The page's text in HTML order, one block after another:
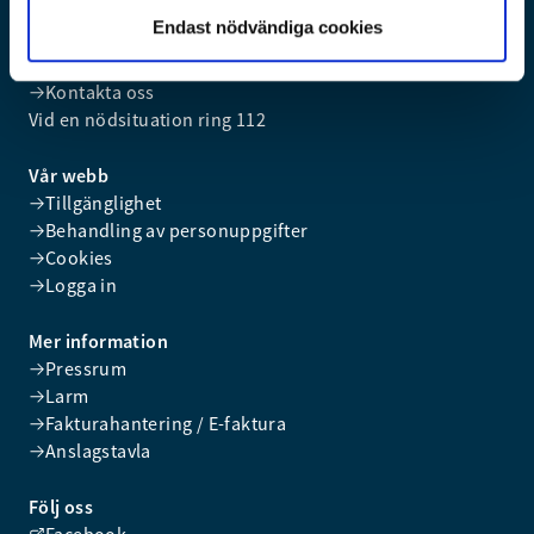
Endast nödvändiga cookies
info@rsyd.se
046-540 46 00
Kontakta oss
Vid en nödsituation ring 112
Vår webb
Tillgänglighet
Behandling av personuppgifter
Cookies
Logga in
Mer information
Pressrum
Larm
Fakturahantering / E-faktura
Anslagstavla
Följ oss